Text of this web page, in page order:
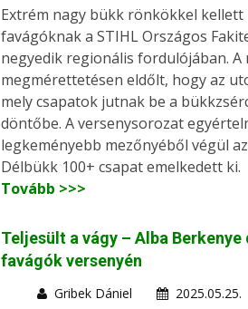
Extrém nagy bükk rönkökkel kellett
favágóknak a STIHL Országos
negyedik regionális fordulójában.
megmérettetésen eldőlt, hogy az
mely csapatok jutnak be a
döntőbe. A versenysorozat
legkeményebb mezőnyéből végül
Délbükk 100+ csapat emelkedett ki.
Tovább >>>
Teljesült a vágy – Alba
favágók versenyén
Gribek Dániel 2025.05.25.